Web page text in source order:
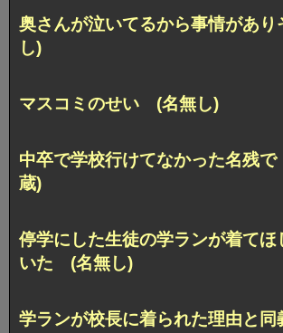
奥さんが泣いてるから事情があ
し)
マスコミのせい (名無し)
中卒で学校行けてなかった名残
蔵)
停学にした生徒の学ランが着てほ
いた (名無し)
学ランが校長に着られた理由と